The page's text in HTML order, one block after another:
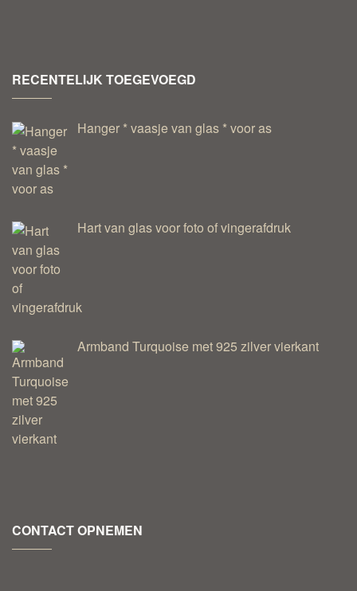
RECENTELIJK TOEGEVOEGD
Hanger * vaasje van glas * voor as
Hart van glas voor foto of vingerafdruk
Armband Turquoise met 925 zilver vierkant
CONTACT OPNEMEN